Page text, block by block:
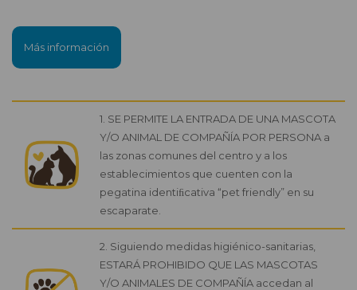
Más información
1. SE PERMITE LA ENTRADA DE UNA MASCOTA
Y/O ANIMAL DE COMPAÑÍA POR PERSONA a
las zonas comunes del centro y a los
establecimientos que cuenten con la
pegatina identiﬁcativa “pet friendly” en su
escaparate.
2. Siguiendo medidas higiénico-sanitarias,
ESTARÁ PROHIBIDO QUE LAS MASCOTAS
Y/O ANIMALES DE COMPAÑÍA accedan al